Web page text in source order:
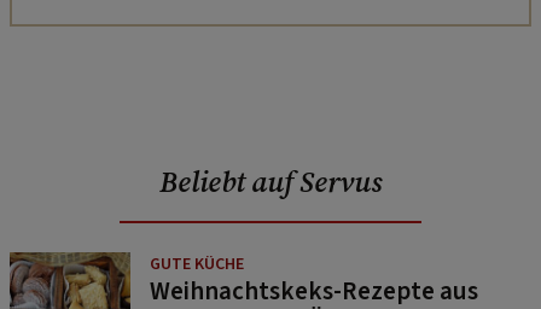
Beliebt auf Servus
GUTE KÜCHE
Weihnachtskeks-Rezepte aus